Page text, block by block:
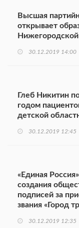
Высшая
открывает
30.12.2019 14:00
Глеб Никитин
годом
детской
30.12.2019 12:45
«Единая
создания
подписей за
звания «Город
30.12.2019 12:35